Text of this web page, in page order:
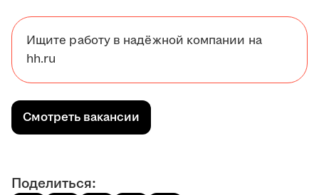
Ищите работу в надёжной компании на
hh.ru
Смотреть вакансии
Поделиться: